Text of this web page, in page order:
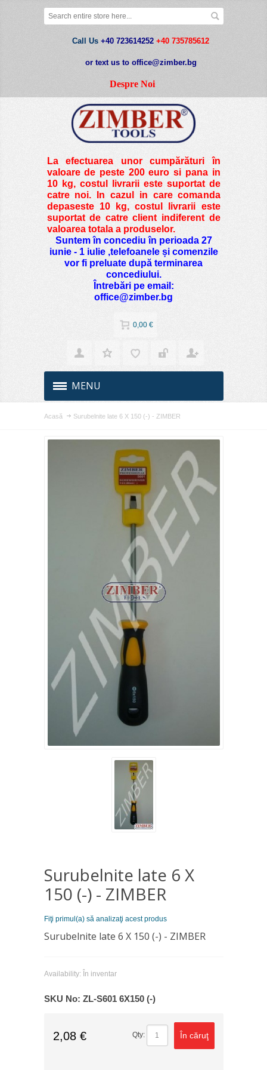
Call Us +40 723614252 +40 735785612
or text us to office@zimber.bg
Despre Noi
La efectuarea unor cumpărături în
valoare de peste200 euro si pana in
10 kg, costul livrarii este suportat de
catre noi. In cazul in care comanda
depaseste 10 kg, costul livrarii este
suportat de catre client indiferent de
valoarea totala a produselor.
Suntem în concediu în perioada 27
iunie - 1 iulie ,telefoanele și comenzile
vor fi preluate după terminarea
concediului.
Întrebări pe email:
office@zimber.bg
0,00 €
MENU
Acasă Surubelnite late 6 Х 150 (-) - ZIMBER
Surubelnite late 6 Х
150 (-) - ZIMBER
Fiţi primul(a) să analizaţi acest produs
Surubelnite late 6 Х 150 (-) - ZIMBER
Availability: În inventar
SKU No: ZL-S601 6X150 (-)
2,08 € Qty: În căruţ